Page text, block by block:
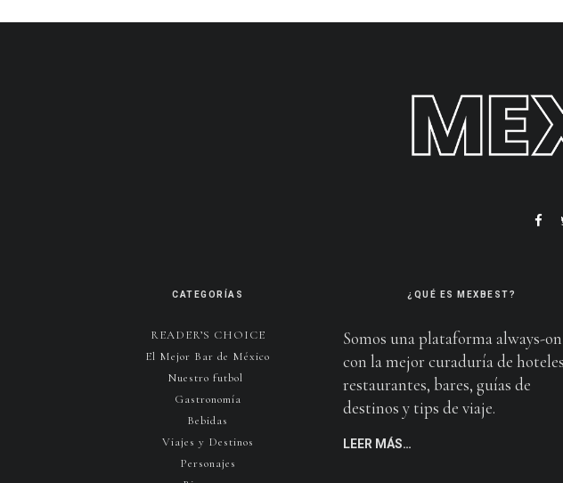
CATEGORÍAS
READER’S CHOICE
El Mejor Bar de México
Nuestro futbol
Gastronomía
Bebidas
Viajes y Destinos
Personajes
¿QUÉ ES MEXBEST?
Somos una plataforma always-on
con la mejor curaduría de
restaurantes, bares, guías de
destinos y tips de viaje.
LEER MÁS…